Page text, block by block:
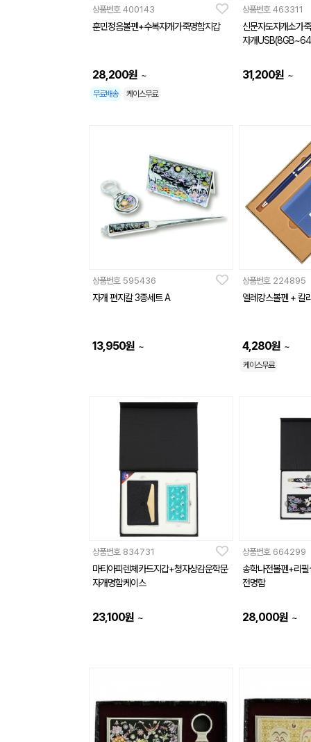
상품번호 400143
훈민정음볼펜+수복자개가죽명함지갑
28,200원 ~
무료배송 케이스무료
상품번호 463311
신문자도자개소가
자개
31,200원 ~
상품번호 595436
자개 편지칼 3종세트 A
13,950원 ~
상품번호 224895
엘레강스볼펜 + 칼
4,280원 ~
케이스무료
상품번호 834731
마티아피렌체카드지갑+청자상감운학문
자개명함케이스
23,100원 ~
상품번호 664299
송학나전볼펜+리
전명함
28,000원 ~